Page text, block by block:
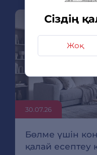
Сіздің
Жоқ
30.07.26
Бөлме үшін
қалай есептеу